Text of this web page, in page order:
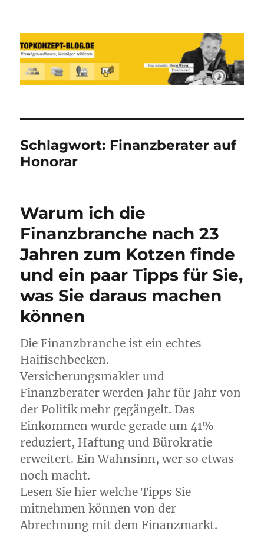
Reich werden und Vermögen
schützen mit Sachwerten-Silber-
Gold-Silbermünzen-Goldmünzen
Schlagwort: Finanzberater auf
Honorar
Warum ich die
Finanzbranche nach 23
Jahren zum Kotzen finde
und ein paar Tipps für Sie,
was Sie daraus machen
können
Die Finanzbranche ist ein echtes
Haifischbecken.
Versicherungsmakler und
Finanzberater werden Jahr für Jahr von
der Politik mehr gegängelt. Das
Einkommen wurde gerade um 41%
reduziert, Haftung und Bürokratie
erweitert. Ein Wahnsinn, wer so etwas
noch macht.
Lesen Sie hier welche Tipps Sie
mitnehmen können von der
Abrechnung mit dem Finanzmarkt.